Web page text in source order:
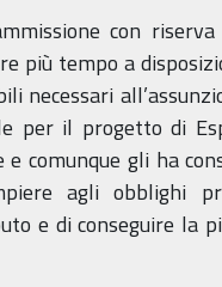
con
più tempo a
necessari
per il progetto di
comunque gli ha
agli obblighi
e di conseguire la